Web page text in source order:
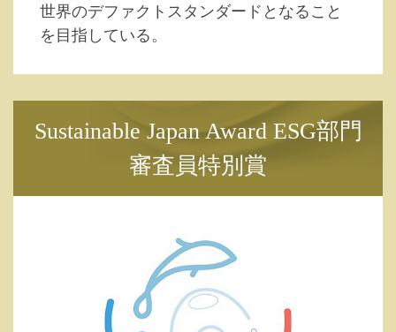
世界のデファクトスタンダードとなること
を目指している。
Sustainable Japan Award ESG部門
審査員特別賞